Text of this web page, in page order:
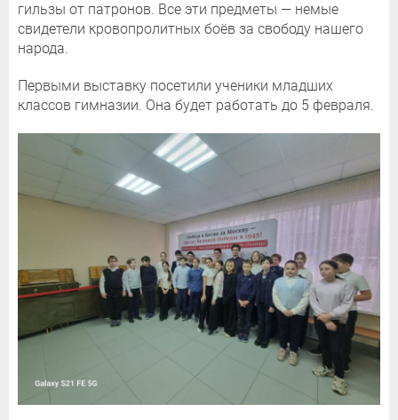
гильзы от патронов. Все эти предметы — немые
свидетели кровопролитных боёв за свободу нашего
народа.
Первыми выставку посетили ученики младших
классов гимназии. Она будет работать до 5 февраля.